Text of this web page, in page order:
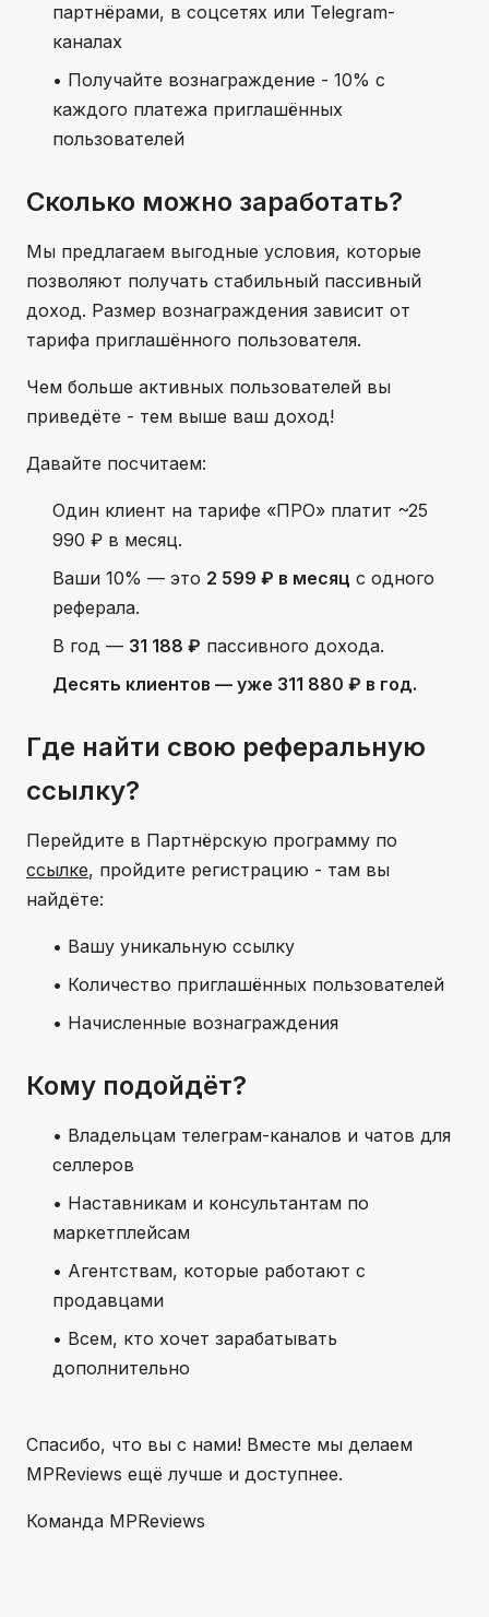
партнёрами, в соцсетях или Telegram-
каналах
• Получайте вознаграждение - 10% с
каждого платежа приглашённых
пользователей
Сколько можно заработать?
Мы предлагаем выгодные условия, которые
позволяют получать стабильный пассивный
доход. Размер вознаграждения зависит от
тарифа приглашённого пользователя.
Чем больше активных пользователей вы
приведёте - тем выше ваш доход!
Давайте посчитаем:
Один клиент на тарифе «ПРО» платит ~25
990 ₽ в месяц.
Ваши 10% — это 2 599 ₽ в месяц с одного
реферала.
В год — 31 188 ₽ пассивного дохода.
Десять клиентов — уже 311 880 ₽ в год.
Где найти свою реферальную
ссылку?
Перейдите в Партнёрскую программу по
ссылке, пройдите регистрацию - там вы
найдёте:
• Вашу уникальную ссылку
• Количество приглашённых пользователей
• Начисленные вознаграждения
Кому подойдёт?
• Владельцам телеграм-каналов и чатов для
селлеров
• Наставникам и консультантам по
маркетплейсам
• Агентствам, которые работают с
продавцами
• Всем, кто хочет зарабатывать
дополнительно
Спасибо, что вы с нами! Вместе мы делаем
MPReviews ещё лучше и доступнее.
Команда MPReviews